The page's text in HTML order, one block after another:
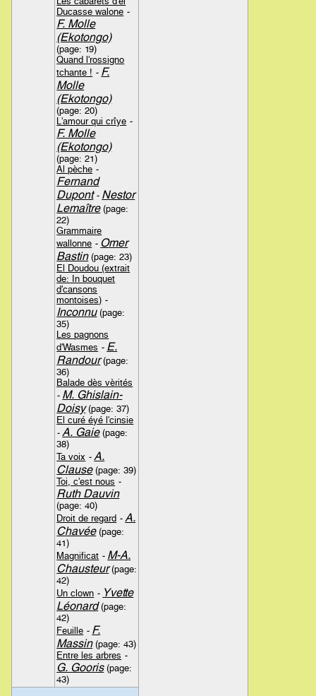
Ducasse walone -
F. Molle
(Ekotongo)
(page: 19)
Quand l'rossigno
tchante ! - F.
Molle
(Ekotongo)
(page: 20)
L'amour qui crîye -
F. Molle
(Ekotongo)
(page: 21)
Al pèche -
Fernand
Dupont- Nestor
Lemaître(page:
22)
Grammaire
wallonne - Omer
Bastin(page: 23)
El Doudou (extrait
de: In bouquet
d'cansons
montoises) -
Inconnu(page:
35)
Les pagnons
d'Wasmes - E.
Randour(page:
36)
Balade dès vèrités
- M. Ghislain-
Doisy(page: 37)
El curé éyé l'cinsie
- A. Gaie(page:
38)
Ta voix - A.
Clause(page: 39)
Toi, c'est nous -
Ruth Dauvin
(page: 40)
Droit de regard - A.
Chavée(page:
41)
Magnificat - M-A.
Chausteur(page:
42)
Un clown - Yvette
Léonard(page:
42)
Feuille - F.
Massin(page: 43)
Entre les arbres -
G. Gooris(page:
43)